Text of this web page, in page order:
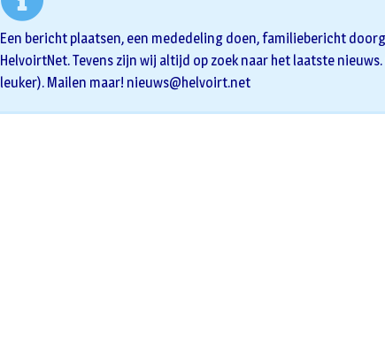
Een bericht plaatsen, een mededeling doen, familiebericht
HelvoirtNet. Tevens zijn wij altijd op zoek naar het laatste
leuker). Mailen maar! nieuws@helvoirt.net